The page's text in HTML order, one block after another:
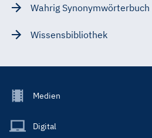
Wahrig Synonymwörterbuch
Wissensbibliothek
Footer
Main
Medien
Digital